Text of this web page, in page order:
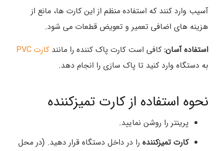
آسیب وارد کنند که استفاده منظم از این کارت ها، مانع از
هزینه های اضافی تعمیر و تعویض قطعات می شود.
استفاده آسان: کافی است کارت پاک کننده را مانند کارت PVC
به دستگاه وارد کنید تا پاک سازی را انجام دهد.
نحوه استفاده از کارت تمیزکننده
پرینتر را روشن نمایید.
کارت تمیزکننده را در داخل دستگاه قرار دهید. (در محل